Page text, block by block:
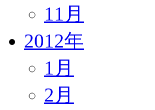
11月
2012年
1月
2月